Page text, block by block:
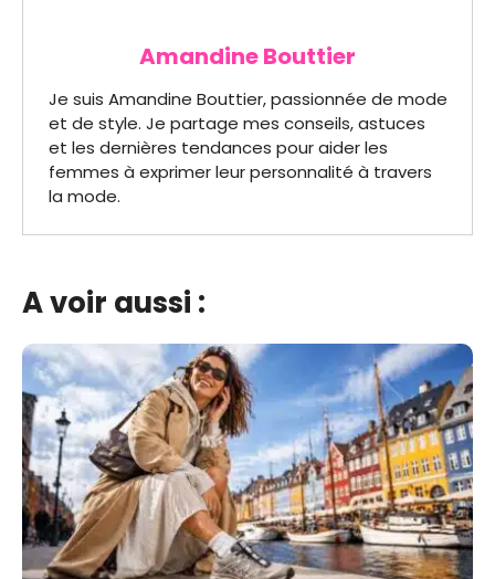
Amandine Bouttier
Je suis Amandine Bouttier, passionnée de mode
et de style. Je partage mes conseils, astuces
et les dernières tendances pour aider les
femmes à exprimer leur personnalité à travers
la mode.
A voir aussi :